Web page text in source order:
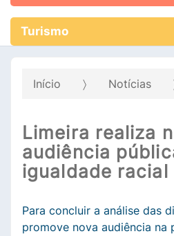
Turismo
Início Notícias
Limeira realiza
audiência
igualdade racial
Para concluir a análise das
promove nova audiência na